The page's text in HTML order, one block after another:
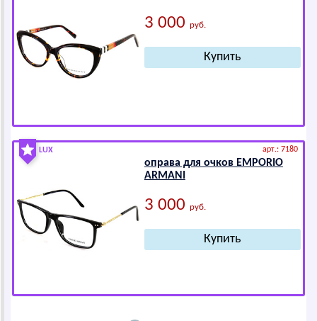
3 000 руб.
LUX арт.: 7180
оправа для очков ЕМРОRIО
АRМАNI
3 000 руб.